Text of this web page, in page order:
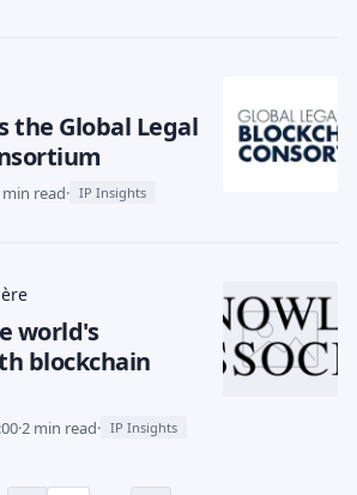
the Global Legal
min read· IP Insights
world's
blockchain
·2 min read· IP Insights